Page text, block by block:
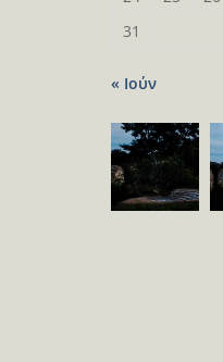
31
« Ιούν